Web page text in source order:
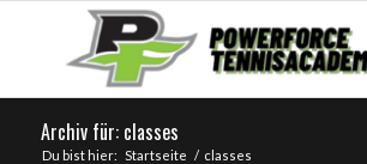
Archiv für: classes
Du bist hier: Startseite / classes